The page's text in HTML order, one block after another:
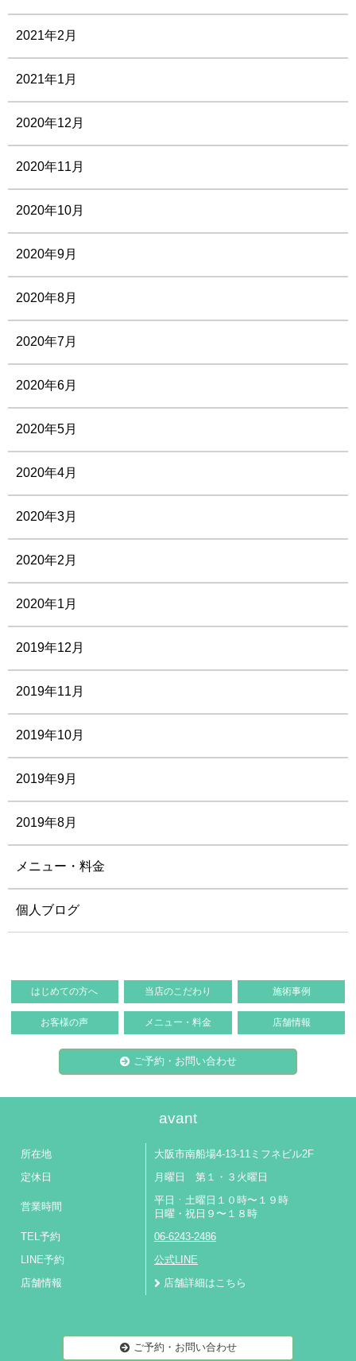
2021年2月
2021年1月
2020年12月
2020年11月
2020年10月
2020年9月
2020年8月
2020年7月
2020年6月
2020年5月
2020年4月
2020年3月
2020年2月
2020年1月
2019年12月
2019年11月
2019年10月
2019年9月
2019年8月
メニュー・料金
個人ブログ
はじめての方へ 当店のこだわり 施術事例
お客様の声 メニュー・料金 店舗情報
ご予約・お問い合わせ
avant
所在地 大阪市南船場4-13-11ミフネビル2F
定休日 月曜日 第１・３火曜日
営業時間
平日ㆍ土曜日１０時〜１９時
日曜・祝日９〜１８時
TEL予約 06-6243-2486
LINE予約 公式LINE
店舗情報 店舗詳細はこちら
ご予約・お問い合わせ